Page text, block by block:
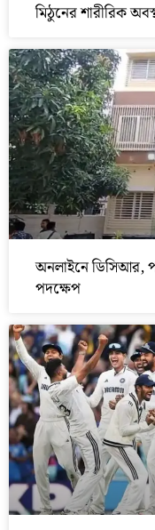
মিঠুনের শারীরিক
অনলাইনে ডিসিআর,
পদক্ষেপ